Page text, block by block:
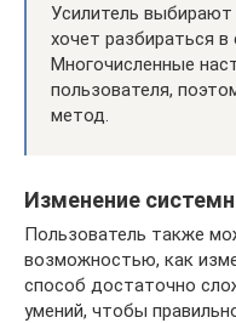
Усилитель выбирают
хочет разбираться
Многочисленные
пользователя,
метод.
Изменение
Пользователь также
возможностью, как
способ достаточно
умений, чтобы